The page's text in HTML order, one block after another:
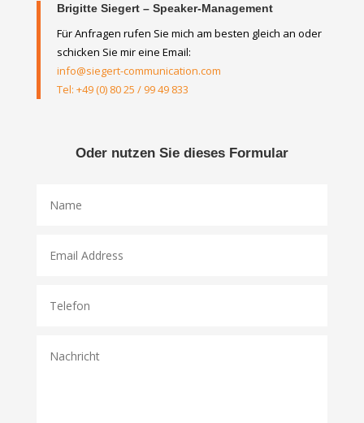
Brigitte Siegert – Speaker-Management
Für Anfragen rufen Sie mich am besten gleich an oder
schicken Sie mir eine Email:
info@siegert-communication.com
Tel: +49 (0) 80 25 / 99 49 833
Oder nutzen Sie dieses Formular